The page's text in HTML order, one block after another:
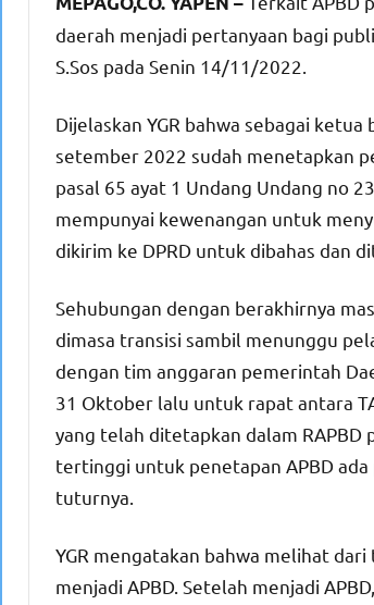
daerah menjadi pertanyaan bagi
S.Sos pada Senin 14/11/2022.
Dijelaskan YGR bahwa sebagai
setember 2022 sudah menetapkan
pasal 65 ayat 1 Undang Undang no
mempunyai kewenangan untuk
dikirim ke DPRD untuk dibahas dan
Sehubungan dengan berakhirnya
dimasa transisi sambil menunggu
dengan tim anggaran pemerintah
31 Oktober lalu untuk rapat antara
yang telah ditetapkan dalam RAPBD
tertinggi untuk penetapan APBD
tuturnya.
YGR mengatakan bahwa melihat dari
menjadi APBD. Setelah menjadi